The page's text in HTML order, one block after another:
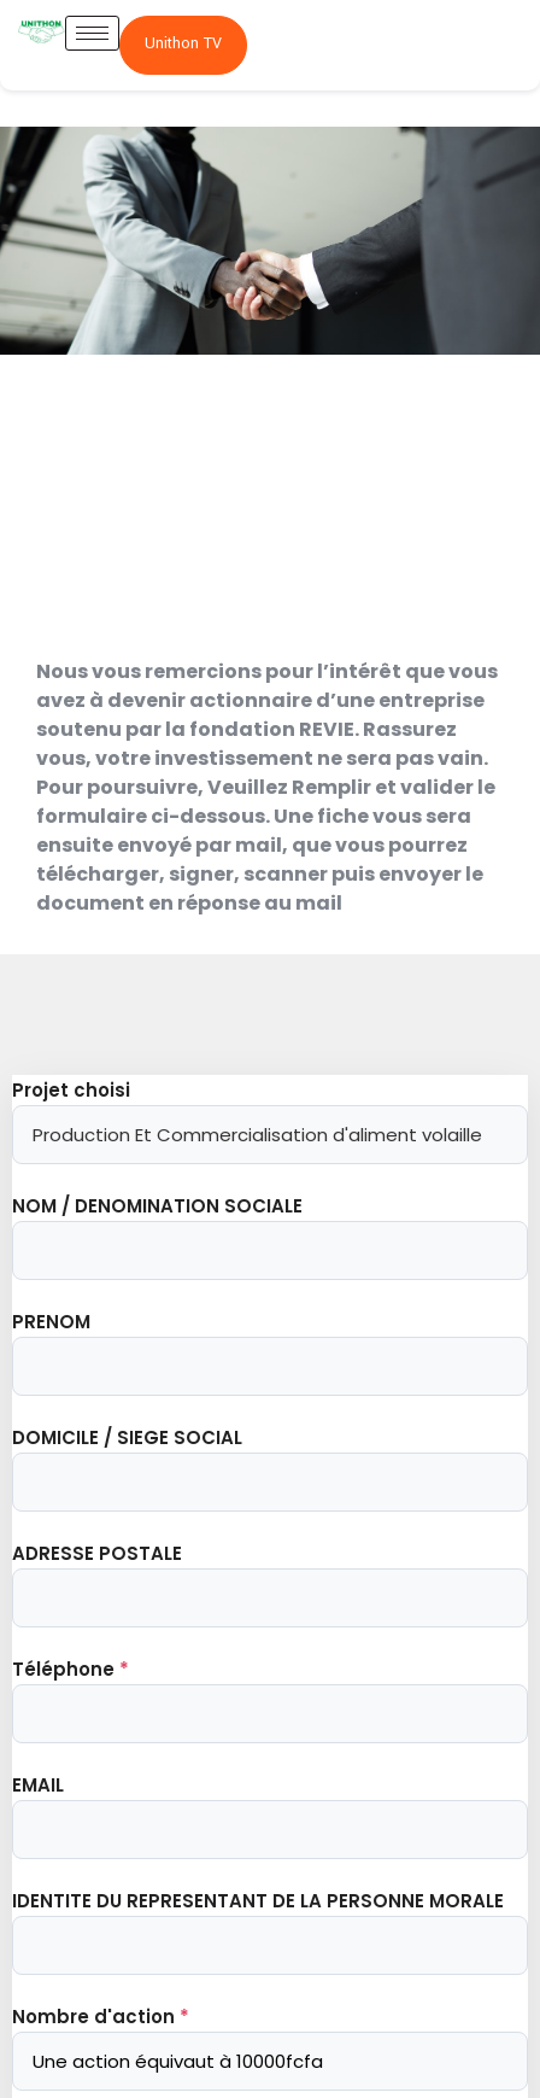
Unithon TV
Actionnariat
Nous vous remercions pour l’intérêt que vous
avez à devenir actionnaire d’une entreprise
soutenu par la fondation REVIE. Rassurez
vous, votre investissement ne sera pas vain.
Pour poursuivre, Veuillez Remplir et valider le
formulaire ci-dessous. Une fiche vous sera
ensuite envoyé par mail, que vous pourrez
télécharger, signer, scanner puis envoyer le
document en réponse au mail
Projet choisi
NOM / DENOMINATION SOCIALE
PRENOM
DOMICILE / SIEGE SOCIAL
ADRESSE POSTALE
Téléphone *
EMAIL
IDENTITE DU REPRESENTANT DE LA PERSONNE MORALE
Nombre d'action *